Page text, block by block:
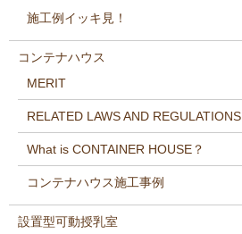
施工例イッキ見！
コンテナハウス
MERIT
RELATED LAWS AND REGULATIONS
What is CONTAINER HOUSE？
コンテナハウス施工事例
設置型可動授乳室